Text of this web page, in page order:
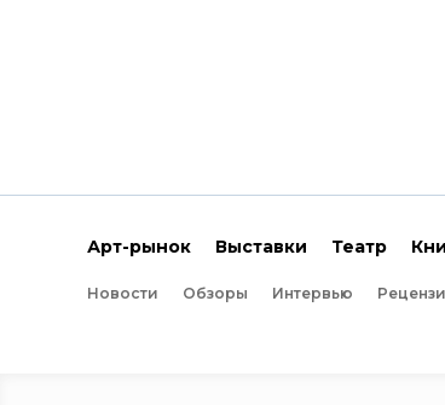
Арт-рынок Выставки Театр
Новости Обзоры Интервью